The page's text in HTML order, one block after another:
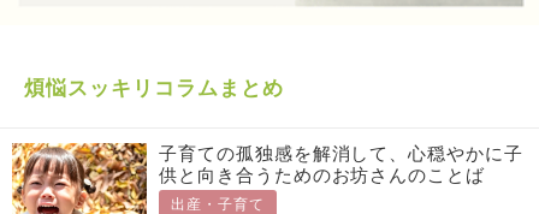
煩悩スッキリコラムまとめ
子育ての孤独感を解消して、心穏やかに子
供と向き合うためのお坊さんのことば
出産・子育て